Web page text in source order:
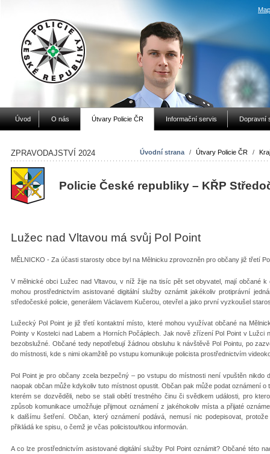
Úvod O nás Útvary Policie ČR Informační servis Dopravní
Úvodní strana / Útvary Policie ČR /
ZPRAVODAJSTVÍ 2024
Policie České republiky – KŘP
Lužec nad Vltavou má svůj Pol Point
MĚLNICKO - Za účasti starosty obce byl na Mělnicku zprovozněn pro občany již třetí
V mělnické obci Lužec nad Vltavou, v níž žije na tisíc pět set obyvatel, mají občané
mohou prostřednictvím asistované digitální služby oznámit jakékoliv protiprávní
středočeské policie, generálem Václavem Kučerou, otevřel a jako první vyzkoušel
Lužecký Pol Point je již třetí kontaktní místo, které mohou využívat občané na
Pointy v Kostelci nad Labem a Horních Počáplech. Jak nově zřízení Pol Point v
bezobslužné. Občané tedy nepotřebují žádnou obsluhu k návštěvě Pol Pointu, po
do místnosti, kde s nimi okamžitě po vstupu komunikuje policista prostřednictvím
Pol Point je pro občany zcela bezpečný – po vstupu do místnosti není vpuštěn nikdo
naopak občan může kdykoliv tuto místnost opustit. Občan pak může podat oznámení
kterém se dozvěděli, nebo se stali obětí trestného činu či svědkem události, pro
způsob komunikace umožňuje přijmout oznámení z jakéhokoliv místa a přijaté
k dalšímu šetření. Občan, který oznámení podává, nemusí nic podepisovat,
přikládá ke spisu, o čemž je včas policistou/tkou informován.
A co lze prostřednictvím asistované digitální služby Pol Point oznámit? Občané této